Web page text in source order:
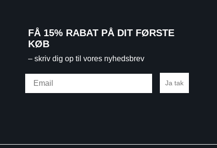
FÅ 15% RABAT PÅ DIT FØRSTE
KØB
– skriv dig op til vores nyhedsbrev
Ja tak